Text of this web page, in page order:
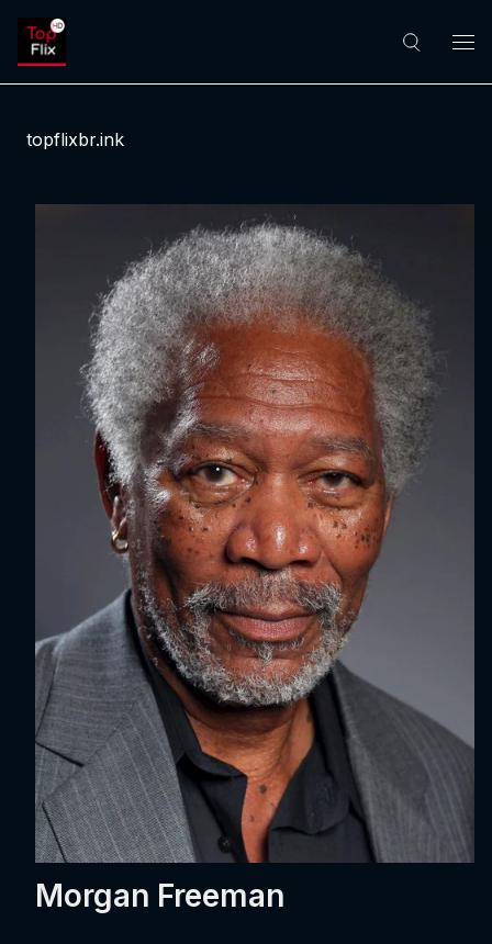
topflixbr.ink
Morgan Freeman